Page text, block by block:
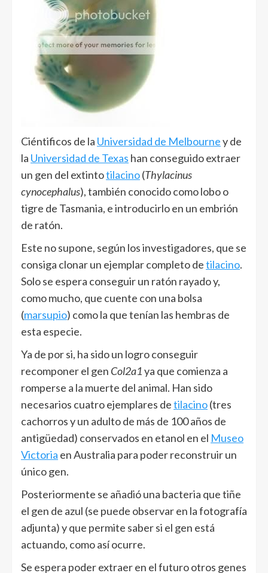
Ciéntificos de la Universidad de Melbourney de
la Universidad de Texas han conseguido extraer
un gen del extintotilacino(Thylacinus
cynocephalus), también conocido como lobo o
tigre de Tasmania, e introducirlo en un embrión
de ratón.
Este no supone, según los investigadores, que se
consiga clonar un ejemplar completo detilacino.
Solo se espera conseguir un ratón rayado y,
como mucho, que cuente con una bolsa
(marsupio) como la que tenían las hembras de
esta especie.
Ya de por si, ha sido un logro conseguir
recomponer el gen Col2a1ya que comienza a
romperse a la muerte del animal. Han sido
necesarios cuatro ejemplares detilacino(tres
cachorros y un adulto de más de 100 años de
antigüedad) conservados en etanol en el Museo
Victoria en Australia para poder reconstruir un
único gen.
Posteriormente se añadió una bacteria que tiñe
el gen de azul (se puede observar en la fotografía
adjunta) y que permite saber si el gen está
actuando, como así ocurre.
Se espera poder extraer en el futuro otros genes